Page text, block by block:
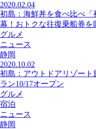
2020.02.04
初島：海鮮丼を食べ比べ「
幕！おトクな往復乗船券を
グルメ
ニュース
静岡
2020.10.02
初島：アウトドアリゾート
ラン10/17オープン
グルメ
宿泊
ニュース
静岡